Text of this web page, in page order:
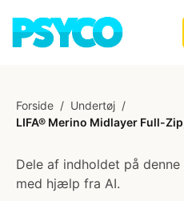
Forside / Undertøj /
LIFA® Merino Midlayer Full-
Dele af indholdet på
med hjælp fra AI.